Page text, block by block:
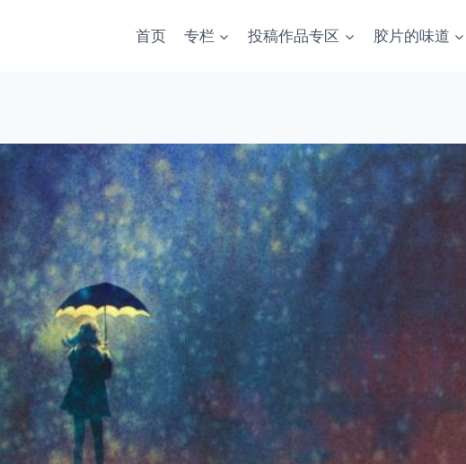
首页 专栏 投稿作品专区 胶片的味道